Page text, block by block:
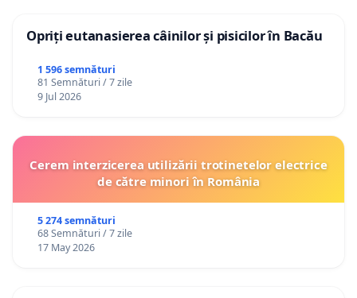
Opriți eutanasierea câinilor și pisicilor în Bacău
1 596 semnături
81 Semnături / 7 zile
9 Jul 2026
Cerem interzicerea utilizării trotinetelor electrice
de către minori în România
5 274 semnături
68 Semnături / 7 zile
17 May 2026